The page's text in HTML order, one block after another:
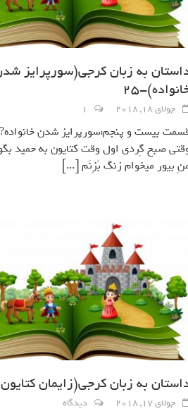
به زبان کرجی(سورپرايز
25
جولای 18, 2018 1
بيست و پنجم:سورپرايز شدن خانواده?
صبح گِردي اول وقت كتايون به حميد
بيور ميخوام زنگ بَزِنَم [...]
به زبان کرجی(زايمان
جولای 17, 2018 دیدگاه